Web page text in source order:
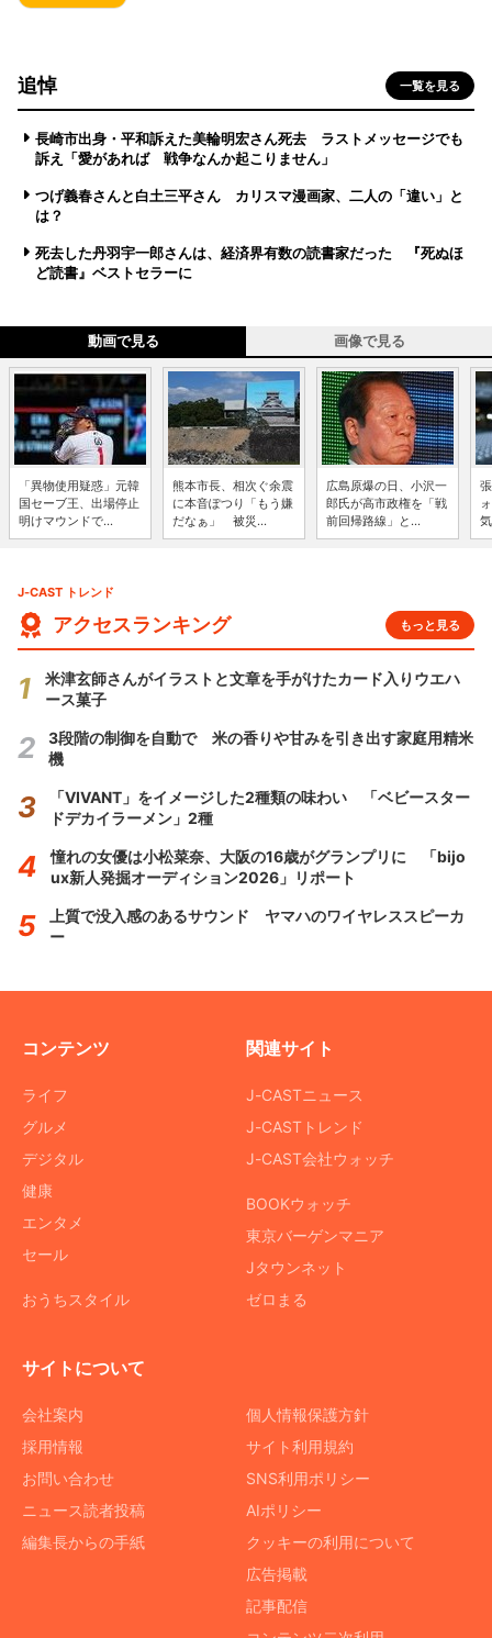
追悼 一覧を見る
長崎市出身・平和訴えた美輪明宏さん死去 ラストメッセージでも
訴え「愛があれば 戦争なんか起こりません」
つげ義春さんと白土三平さん カリスマ漫画家、二人の「違い」と
は？
死去した丹羽宇一郎さんは、経済界有数の読書家だった 『死ぬほ
ど読書』ベストセラーに
動画で見る 画像で見る
「異物使用疑惑」元韓
国セーブ王、出場停止
明けマウンドで...
熊本市長、相次ぐ余震
に本音ぽつり「もう嫌
だなぁ」 被災...
広島原爆の日、小沢一
郎氏が高市政権を「戦
前回帰路線」と...
J-CAST トレンド
アクセスランキング もっと見る
米津玄師さんがイラストと文章を手がけたカード入りウエハ
ース菓子
3段階の制御を自動で 米の香りや甘みを引き出す家庭用精米
機
「VIVANT」をイメージした2種類の味わい 「ベビースター
ドデカイラーメン」2種
憧れの女優は小松菜奈、大阪の16歳がグランプリに 「bijo
ux新人発掘オーディション2026」リポート
上質で没入感のあるサウンド ヤマハのワイヤレススピーカ
ー
コンテンツ
ライフ
グルメ
デジタル
健康
エンタメ
セール
おうちスタイル
関連サイト
J-CASTニュース
J-CASTトレンド
J-CAST会社ウォッチ
BOOKウォッチ
東京バーゲンマニア
Jタウンネット
ゼロまる
サイトについて
会社案内
採用情報
お問い合わせ
ニュース読者投稿
編集長からの手紙
個人情報保護方針
サイト利用規約
SNS利用ポリシー
AIポリシー
クッキーの利用について
広告掲載
記事配信